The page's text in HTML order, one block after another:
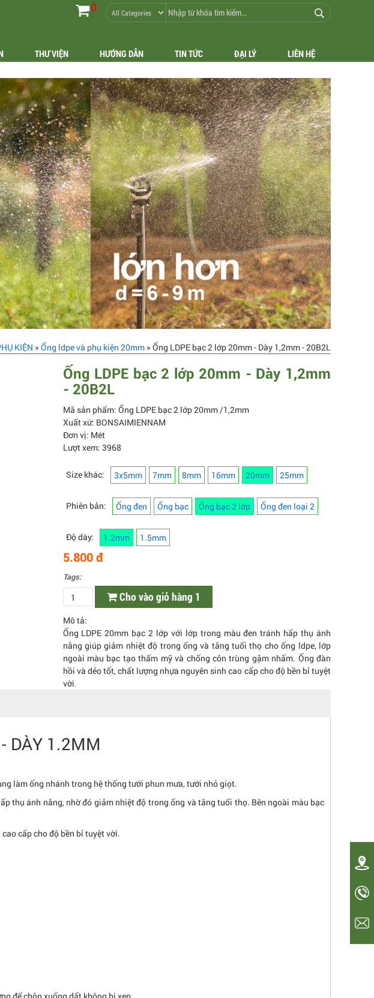
0
THƯ VIỆN HƯỚNG DẪN TIN TỨC ĐẠI LÝ LIÊN HỆ
KIỆN » Ống ldpe và phụ kiện 20mm » Ống LDPE bạc 2 lớp 20mm - Dày 1,2mm - 20B2L
Ống LDPE bạc 2 lớp 20mm - Dày 1,2mm
- 20B2L
Mã sản phẩm: Ống LDPE bạc 2 lớp 20mm /1,2mm
Xuất xứ: BONSAIMIENNAM
Đơn vị: Mét
Lượt xem: 3968
Size khác: 3x5mm 7mm 8mm 16mm 20mm 25mm
Phiên bản: Ống đen Ống bạc Ống bạc 2 lớp Ống đen loại 2
Độ dày: 1.2mm 1.5mm
5.800 đ
Tags:
Cho vào giỏ hàng 1
Mô tả:
Ống LDPE 20mm bạc 2 lớp với lớp trong màu đen tránh hấp thụ ánh
nắng giúp giảm nhiệt độ trong ống và tăng tuổi thọ cho ống ldpe, lớp
ngoài màu bạc tạo thẩm mỹ và chống côn trùng gặm nhấm. Ống đàn
hồi và dẻo tốt, chất lượng nhựa nguyên sinh cao cấp cho độ bền bỉ tuyệt
vời.
DÀY 1.2MM
làm ống nhánh trong hệ thống tưới phun mưa, tưới nhỏ giọt.
thụ ánh nắng, nhờ đó giảm nhiệt độ trong ống và tăng tuổi thọ. Bên ngoài màu bạc
cấp cho độ bền bỉ tuyệt vời.
để chôn xuống dất không bị xẹp.